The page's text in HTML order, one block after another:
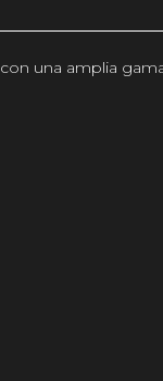
una amplia